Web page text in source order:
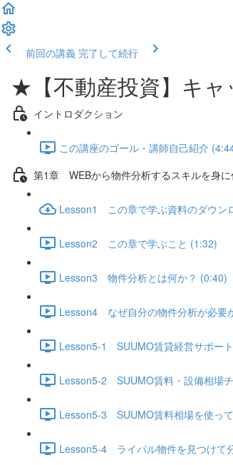
前回の講義 完了して続行
★【不動産投資】キャ
イントロダクション
この講座のゴール・講師自己紹介
第1章 WEBから物件分析するスキルを身に
Lesson1 この章で学ぶ資料のダウン
Lesson2 この章で学ぶこと (1:32)
Lesson3 物件分析とは何か？ (0:40)
Lesson4 なぜ自分の物件分析が必要
Lesson5-1 SUUMO賃貸経営サポー
Lesson5-2 SUUMO賃料・設備相場
Lesson5-3 SUUMO賃料相場を使っ
Lesson5-4 ライバル物件を見つけて